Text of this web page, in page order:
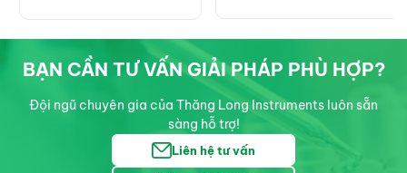
BẠN CẦN TƯ VẤN GIẢI PHÁP PHÙ HỢP?
Đội ngũ chuyên gia của Thăng Long Instruments luôn sẵn
sàng hỗ trợ!
Liên hệ tư vấn